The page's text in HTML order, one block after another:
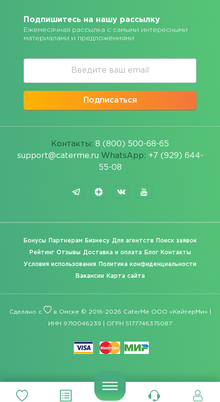
Подпишитесь на нашу рассылку
Ежемесячная рассылка с самыми интересными
материалами и предложениями
Подписаться
Контакты: 8 (800) 500-68-65
support@caterme.ru WhatsApp: +7 (929) 644-
55-08
Бонусы Партнерам Бизнесу Для агентств Поиск заявок
Рейтинг Отзывы Доставка и оплата Блог Контакты
Условия использования Политика конфиденциальности
Вакансии Карта сайта
Сделано с в Омске © 2016-2026 CaterMe ООО «КейтерМи» |
ИНН 9710046239 | ОГРН 5177746375087